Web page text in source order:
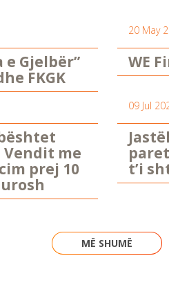
e Gjelbër”
FKGK
20 May
WE
Vendit me
prej 10
09 Jul
t’i
MË SHUMË